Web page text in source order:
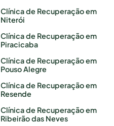
Clínica de Recuperação em
Niterói
Clínica de Recuperação em
Piracicaba
Clínica de Recuperação em
Pouso Alegre
Clínica de Recuperação em
Resende
Clínica de Recuperação em
Ribeirão das Neves